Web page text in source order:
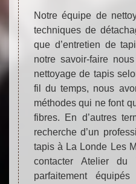
Notre équipe de
techniques de
que d’entretien de
notre savoir-faire
nettoyage de tapis
fil du temps, nous
méthodes qui ne font
fibres. En d’autres
recherche d’un
tapis à La Londe Les
contacter Atelier du
parfaitement